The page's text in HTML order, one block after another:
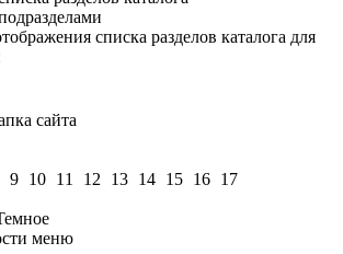
списка разделов каталога для
сайта
9 10 11 12 13 14 15 16 17
меню